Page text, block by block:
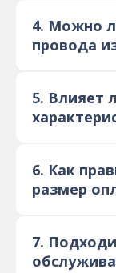
4. Можно
провода
5. Влияет
6. Как
размер
7.